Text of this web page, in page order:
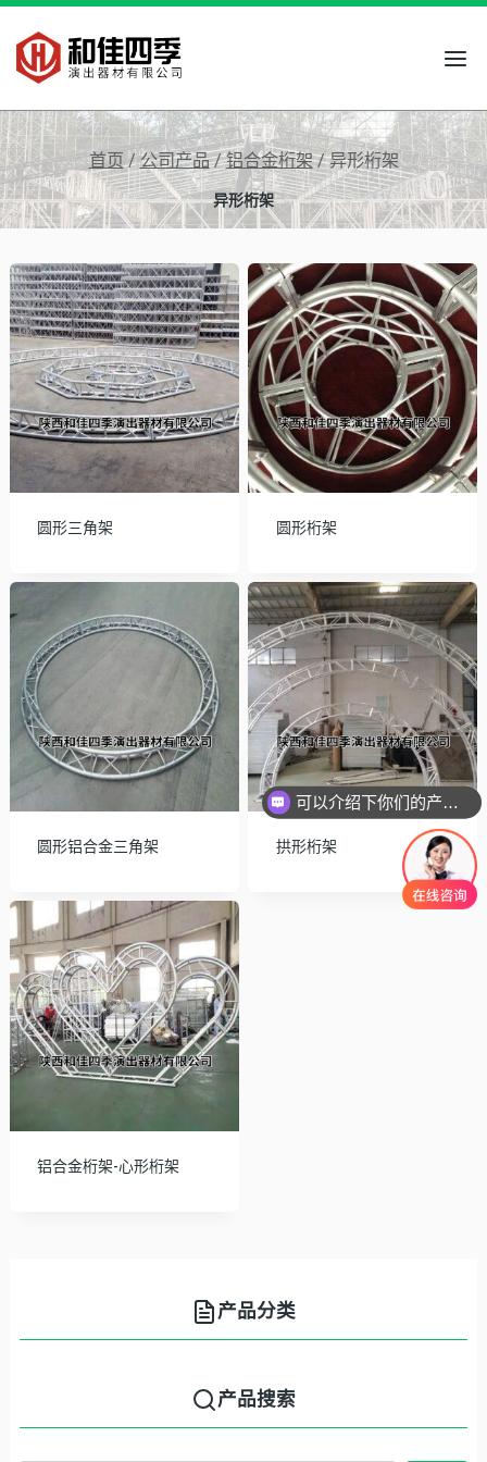
跳
到
内
容
首页 / 公司产品 / 铝合金桁架 / 异形桁架
异形桁架
圆形三角架 圆形桁架
圆形铝合金三角架 拱形桁架
铝合金桁架-心形桁架
产品分类
产品搜索
可以介绍下你们的产品么？